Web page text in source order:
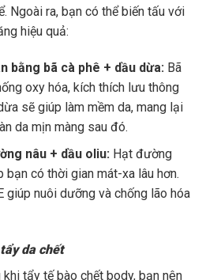
Ngoài ra, bạn có thể biến tấu với
hiệu quả:
bằng bã cà phê + dầu dừa: Bã
oxy hóa, kích thích lưu thông
sẽ giúp làm mềm da, mang lại
da mịn màng sau đó.
nâu + dầu oliu: Hạt đường
bạn có thời gian mát-xa lâu hơn.
giúp nuôi dưỡng và chống lão hóa
da chết
tẩy tế bào chết body, bạn nên